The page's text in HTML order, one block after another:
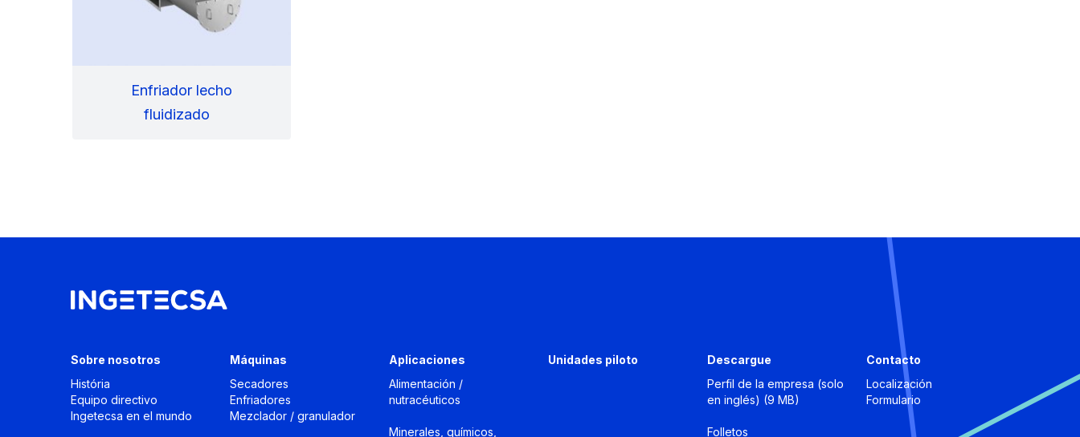
Enfriador lecho
fluidizado
Sobre nosotros
História
Equipo directivo
Ingetecsa en el mundo
Máquinas
Secadores
Enfriadores
Mezclador / granulador
Aplicaciones
Alimentación /
nutracéuticos
Minerales, químicos,
Unidades piloto
Descargue
Perfil de la empresa (solo
en inglés) (9 MB)
Folletos
Contacto
Localización
Formulario